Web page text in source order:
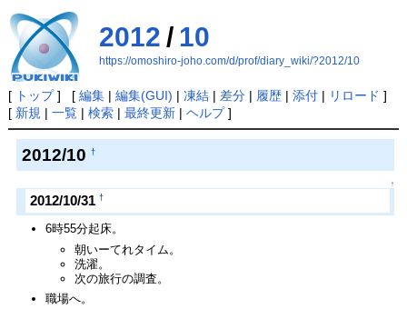
2012 / 10
https://omoshiro-joho.com/d/prof/diary_wiki/?2012/10
[ トップ] [ 編集| 編集(GUI) | 凍結| 差分| 履歴| 添付| リロード ]
[ 新規 | 一覧| 検索| 最終更新| ヘルプ]
2012/10 †
↑
2012/10/31 †
6時55分起床。
朝いーてれタイム。
洗濯。
次の旅行の調査。
職場へ。